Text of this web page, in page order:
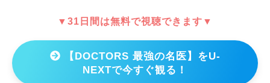
▼31日間は無料で視聴できます▼
【DOCTORS 最強の名医】をU-
NEXTで今すぐ観る！